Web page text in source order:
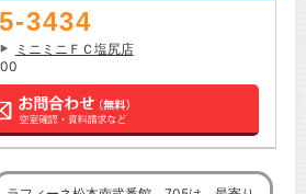
3434
ミニミニＦＣ塩尻店